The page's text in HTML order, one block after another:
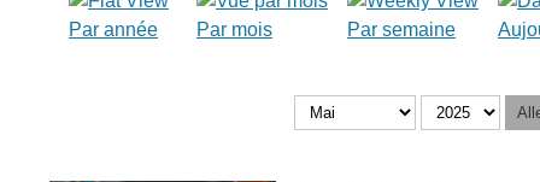
Par année Par mois Par semaine